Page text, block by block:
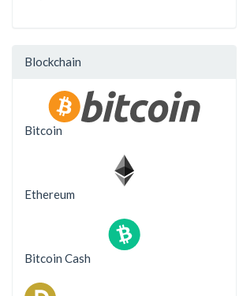
Blockchain
Bitcoin
Ethereum
Bitcoin Cash